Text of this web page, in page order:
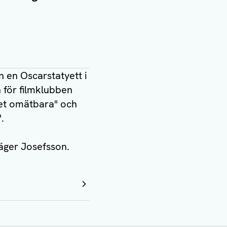
en Oscarstatyett i
för filmklubben
omätbara" och
Josefsson.